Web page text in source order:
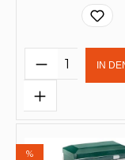
ProduktIN
%